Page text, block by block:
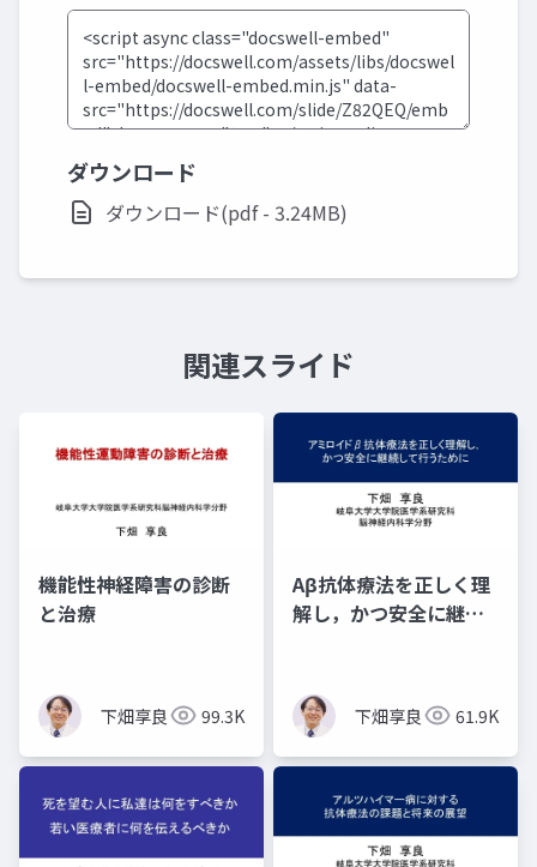
ダウンロード
ダウンロード(pdf - 3.24MB)
関連スライド
機能性神経障害の診断
と治療
下畑享良 99.3K
Aβ抗体療法を正しく理
解し，かつ安全に継続
下畑享良 61.9K